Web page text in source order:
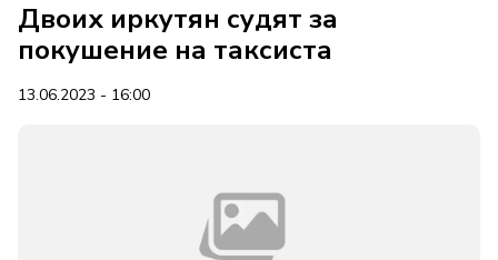
Двоих иркутян судят за
покушение на таксиста
13.06.2023 - 16:00